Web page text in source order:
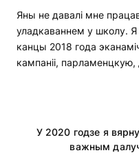
Яны не давалі мне
уладкаваннем у школу.
канцы 2018 года
кампаніі,
У 2020 годзе я
важным